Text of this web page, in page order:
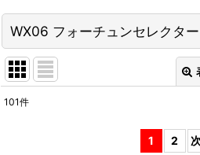
WX06 フォーチュンセレクター
101件
1 2 次